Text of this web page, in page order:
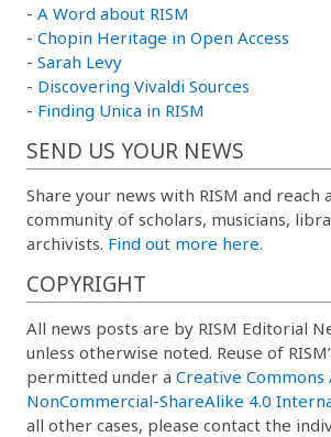
- A Word about RISM
- Chopin Heritage in Open Access
- Sarah Levy
- Discovering Vivaldi Sources
- Finding Unica in RISM
SEND US YOUR NEWS
Share your news with RISM and reach
community of scholars, musicians,
archivists. Find out more here.
COPYRIGHT
All news posts are by RISM Editorial
unless otherwise noted. Reuse of
permitted under a Creative
NonCommercial-ShareAlike 4.0
all other cases, please contact the